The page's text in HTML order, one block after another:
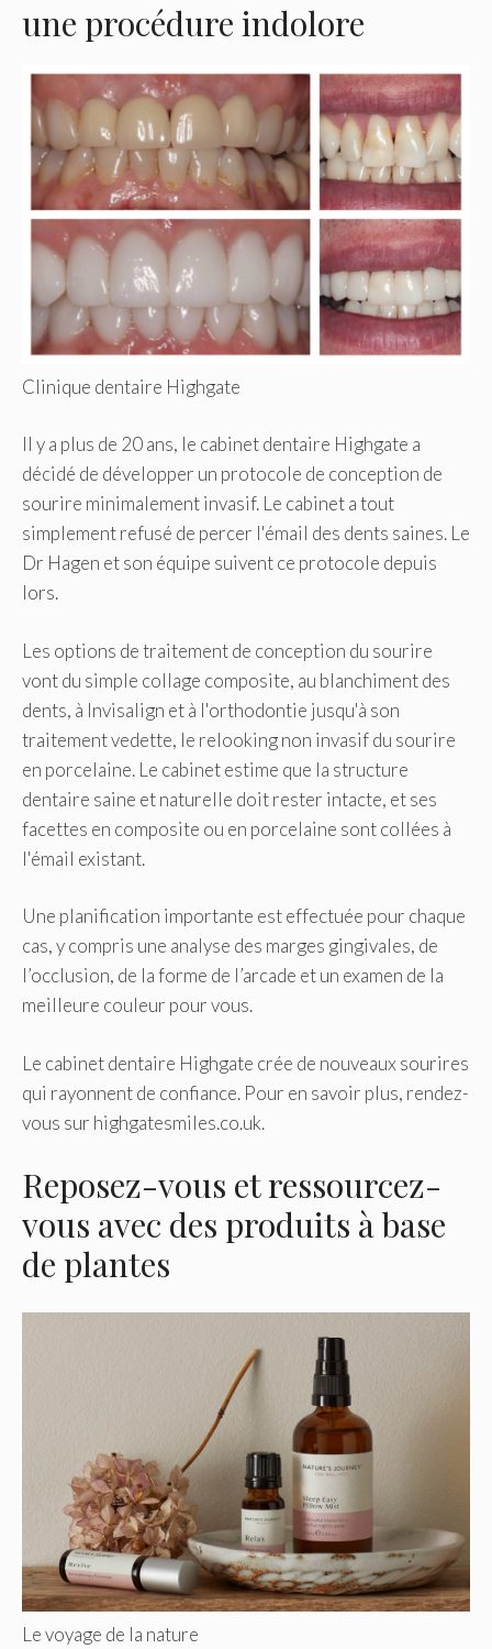
une procédure indolore
Clinique dentaire Highgate
Il y a plus de 20 ans, le cabinet dentaire Highgate a
décidé de développer un protocole de conception de
sourire minimalement invasif. Le cabinet a tout
simplement refusé de percer l'émail des dents saines. Le
Dr Hagen et son équipe suivent ce protocole depuis
lors.
Les options de traitement de conception du sourire
vont du simple collage composite, au blanchiment des
dents, à Invisalign et à l'orthodontie jusqu'à son
traitement vedette, le relooking non invasif du sourire
en porcelaine. Le cabinet estime que la structure
dentaire saine et naturelle doit rester intacte, et ses
facettes en composite ou en porcelaine sont collées à
l'émail existant.
Une planification importante est effectuée pour chaque
cas, y compris une analyse des marges gingivales, de
l’occlusion, de la forme de l’arcade et un examen de la
meilleure couleur pour vous.
Le cabinet dentaire Highgate crée de nouveaux sourires
qui rayonnent de confiance. Pour en savoir plus, rendez-
vous sur highgatesmiles.co.uk.
Reposez-vous et ressourcez-
vous avec des produits à base
de plantes
Le voyage de la nature